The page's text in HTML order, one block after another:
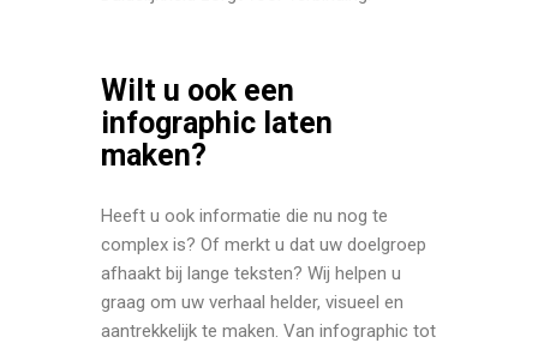
Wilt u ook een
infographic laten
maken?
Heeft u ook informatie die nu nog te
complex is? Of merkt u dat uw doelgroep
afhaakt bij lange teksten? Wij helpen u
graag om uw verhaal helder, visueel en
aantrekkelijk te maken. Van infographic tot